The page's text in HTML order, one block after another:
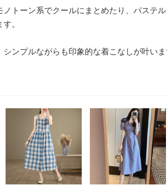
トーン系でクールにまとめたり、パステ
。
ンプルながらも印象的な着こなしが叶いま